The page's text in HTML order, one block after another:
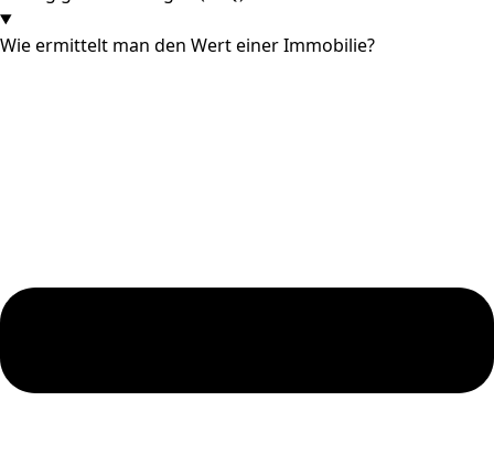
Wie ermittelt man den Wert einer Immobilie?